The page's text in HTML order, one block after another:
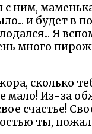
ним,
и будет в
Я
много
сколько
мало! Из-за
счастье!
ты,